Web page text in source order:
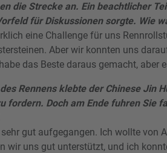
die Strecke an. Ein beachtlicher
für Diskussionen sorgte. Wie
eine Challenge für uns
Aber wir konnten uns
das Beste daraus gemacht, aber
Rennens klebte der Chinese Jin
fordern. Doch am Ende fuhren Sie
gut aufgegangen. Ich wollte von
wir uns gut unterstützt, und ich